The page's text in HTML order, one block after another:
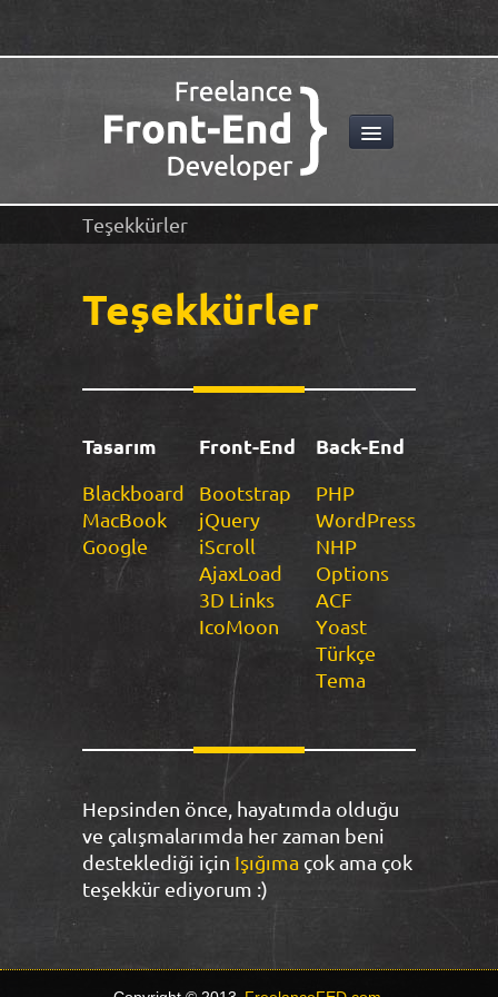
Teşekkürler
Teşekkürler
Tasarım
Blackboard
MacBook
Google
Front-End
Bootstrap
jQuery
iScroll
AjaxLoad
3D Links
IcoMoon
Back-End
PHP
WordPress
NHP
Options
ACF
Yoast
Türkçe
Tema
Hepsinden önce, hayatımda olduğu
ve çalışmalarımda her zaman beni
desteklediği için Işığıma çok ama çok
teşekkür ediyorum :)